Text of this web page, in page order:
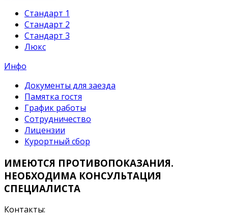
Стандарт 1
Стандарт 2
Стандарт 3
Люкс
Инфо
Документы для заезда
Памятка гостя
График работы
Сотрудничество
Лицензии
Курортный сбор
ИМЕЮТСЯ ПРОТИВОПОКАЗАНИЯ.
НЕОБХОДИМА КОНСУЛЬТАЦИЯ
СПЕЦИАЛИСТА
Контакты: